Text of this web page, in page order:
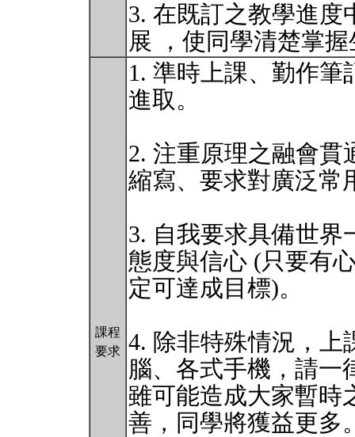
3. 在既訂之教學進度
展 ，使同學清楚掌
課程
要求
1. 準時上課、勤作
進取。
2. 注重原理之融會貫
縮寫、要求對廣泛常
3. 自我要求具備世界
態度與信心 (只要有
定可達成目標)。
4. 除非特殊情況，上
腦、各式手機，請一
雖可能造成大家暫時
善，同學將獲益更多